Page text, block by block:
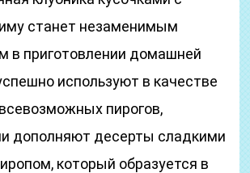
станет незаменимым
в приготовлении домашней
используют в качестве
пирогов,
дополняют десерты сладкими
который образуется в